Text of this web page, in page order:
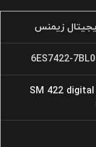
زیمنس
6ES7422-
SM 422